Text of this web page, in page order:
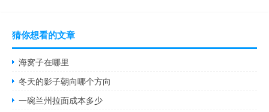
猜你想看的文章
海窝子在哪里
冬天的影子朝向哪个方向
一碗兰州拉面成本多少